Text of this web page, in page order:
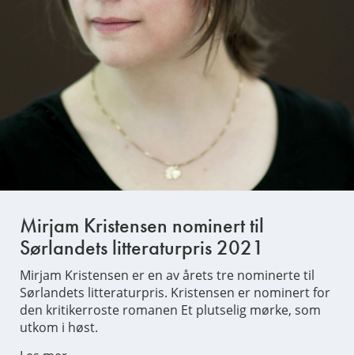
Mirjam Kristensen nominert til
Sørlandets litteraturpris 2021
Mirjam Kristensen er en av årets tre nominerte til
Sørlandets litteraturpris. Kristensen er nominert for
den kritikerroste romanen Et plutselig mørke, som
utkom i høst.